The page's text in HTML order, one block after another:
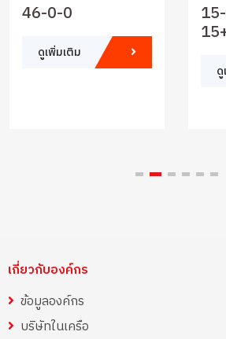
46-0-0
ดูเพิ่มเติม
เกี่ยวกับองค์กร
ข้อมูลองค์กร
บริษัทในเครือ